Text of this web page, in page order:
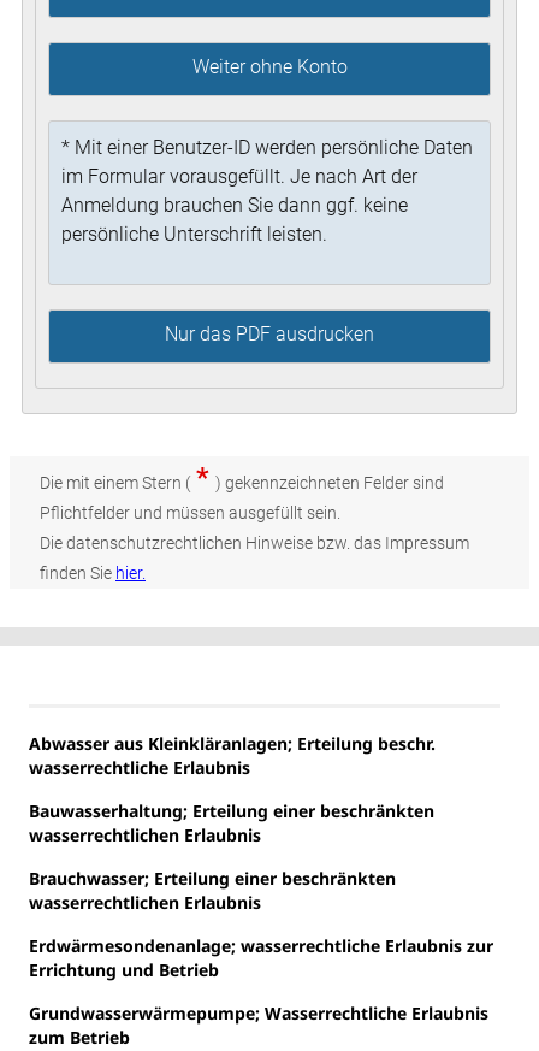
Weiter ohne Konto
* Mit einer Benutzer-ID werden persönliche Daten
im Formular vorausgefüllt. Je nach Art der
Anmeldung brauchen Sie dann ggf. keine
persönliche Unterschrift leisten.
Nur das PDF ausdrucken
Die mit einem Stern ( * ) gekennzeichneten Felder sind
Pflichtfelder und müssen ausgefüllt sein.
Die datenschutzrechtlichen Hinweise bzw. das Impressum
finden Sie hier.
Abwasser aus Kleinkläranlagen; Erteilung beschr.
wasserrechtliche Erlaubnis
Bauwasserhaltung; Erteilung einer beschränkten
wasserrechtlichen Erlaubnis
Brauchwasser; Erteilung einer beschränkten
wasserrechtlichen Erlaubnis
Erdwärmesondenanlage; wasserrechtliche Erlaubnis zur
Errichtung und Betrieb
Grundwasserwärmepumpe; Wasserrechtliche Erlaubnis
zum Betrieb